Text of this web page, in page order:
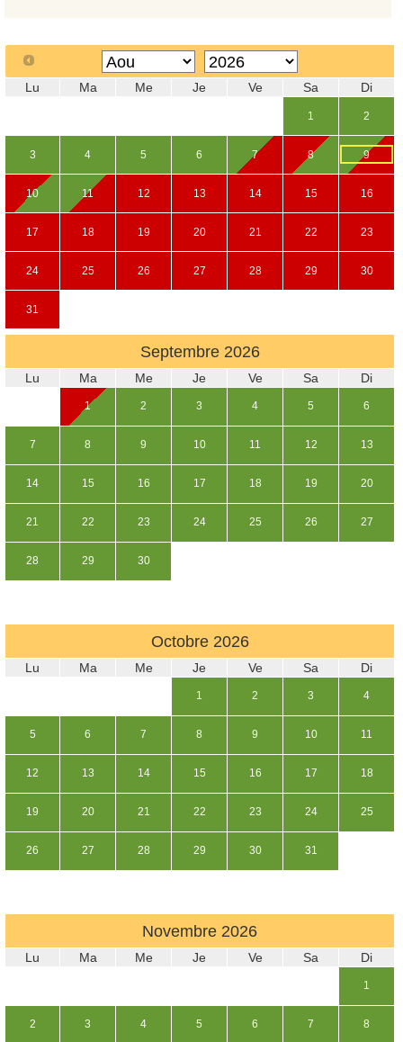
Lu Ma Me Je Ve Sa Di
1 2
3 4 5 6 7 8 9
10 11 12 13 14 15 16
17 18 19 20 21 22 23
24 25 26 27 28 29 30
31
Septembre 2026
Lu Ma Me Je Ve Sa Di
1 2 3 4 5 6
7 8 9 10 11 12 13
14 15 16 17 18 19 20
21 22 23 24 25 26 27
28 29 30
Octobre 2026
Lu Ma Me Je Ve Sa Di
1 2 3 4
5 6 7 8 9 10 11
12 13 14 15 16 17 18
19 20 21 22 23 24 25
26 27 28 29 30 31
Novembre 2026
Lu Ma Me Je Ve Sa Di
1
2 3 4 5 6 7 8